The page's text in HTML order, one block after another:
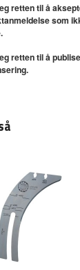
retten til å
som
retten til å